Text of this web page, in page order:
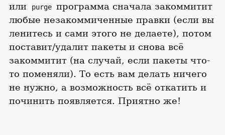
или purge программа сначала закоммитит
любые незакоммиченные правки (если вы
ленитесь и сами этого не делаете), потом
поставит/удалит пакеты и снова всё
закоммитит (на случай, если пакеты что-
то поменяли). То есть вам делать ничего
не нужно, а возможность всё откатить и
починить появляется. Приятно же!